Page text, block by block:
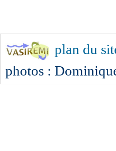
plan du
photos :